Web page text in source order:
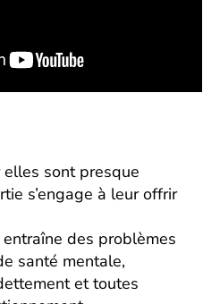
sont presque
s’engage à leur offrir
des problèmes
santé mentale,
et toutes